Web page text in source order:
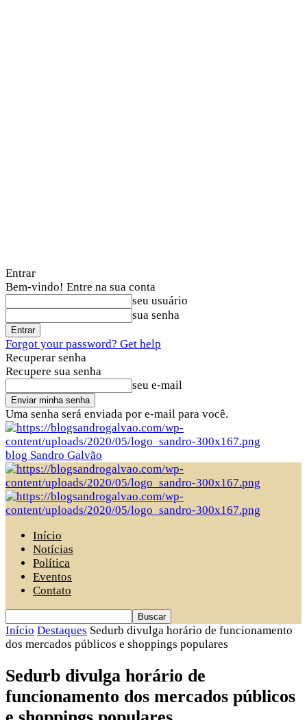
Entrar
Bem-vindo! Entre na sua conta
seu usuário
sua senha
Forgot your password? Get help
Recuperar senha
Recupere sua senha
seu e-mail
Uma senha será enviada por e-mail para você.
blog Sandro Galvão
Início
Notícias
Política
Eventos
Contato
Início Destaques Sedurb divulga horário de funcionamento
dos mercados públicos e shoppings populares
Sedurb divulga horário de
funcionamento dos mercados públicos